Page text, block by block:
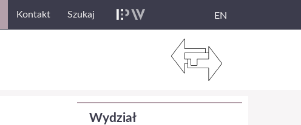
Kontakt Szukaj EN
Wydział